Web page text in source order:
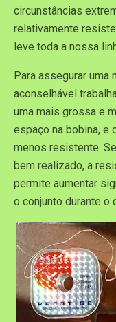
circunstâncias
relativamente
leve toda a nossa
Para assegurar uma
aconselhável
uma mais grossa e
espaço na bobina, e
menos resistente.
bem realizado, a
permite aumentar
o conjunto durante o